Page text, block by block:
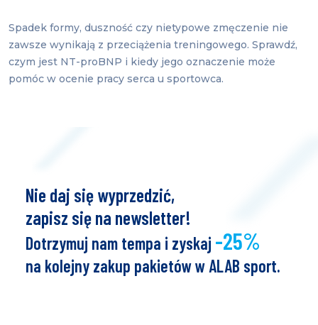
Spadek formy, duszność czy nietypowe zmęczenie nie
zawsze wynikają z przeciążenia treningowego. Sprawdź,
czym jest NT-proBNP i kiedy jego oznaczenie może
pomóc w ocenie pracy serca u sportowca.
Nie daj się wyprzedzić,
zapisz się na newsletter!
Dotrzymuj nam tempa i zyskaj -25%
na kolejny zakup pakietów w ALAB sport.